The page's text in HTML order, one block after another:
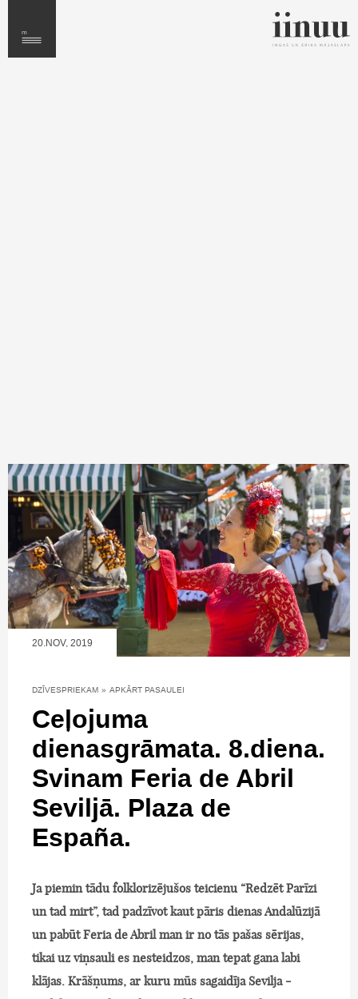
20.NOV, 2019
DZĪVESPRIEKAM » APKĀRT PASAULEI
Ceļojuma
dienasgrāmata. 8.diena.
Svinam Feria de Abril
Seviljā. Plaza de
España.
Ja piemin tādu folklorizējušos teicienu “Redzēt Parīzi
un tad mirt”, tad padzīvot kaut pāris dienas Andalūzijā
un pabūt Feria de Abril man ir no tās pašas sērijas,
tikai uz viņsauli es nesteidzos, man tepat gana labi
klājas. Krāšņums, ar kuru mūs sagaidīja Sevilja -